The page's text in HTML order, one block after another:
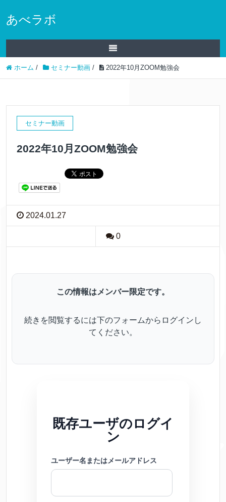
あべラボ
ホーム / セミナー動画 / 2022年10月ZOOM勉強会
セミナー動画
2022年10月ZOOM勉強会
2024.01.27
0
この情報はメンバー限定です。
続きを閲覧するには下のフォームからログインし
てください。
既存ユーザのログイ
ン
ユーザー名またはメールアドレス